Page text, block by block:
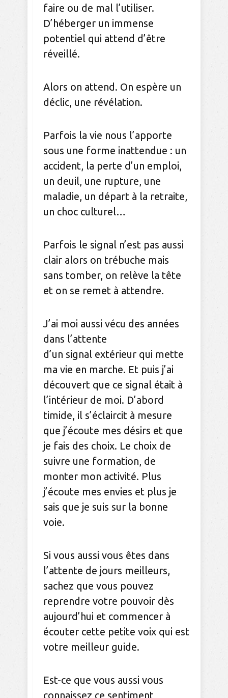
faire ou de mal l’utiliser.
D’héberger un immense
potentiel qui attend d’être
réveillé.
Alors on attend. On espère un
déclic, une révélation.
Parfois la vie nous l’apporte
sous une forme inattendue : un
accident, la perte d’un emploi,
un deuil, une rupture, une
maladie, un départ à la retraite,
un choc culturel…
Parfois le signal n’est pas aussi
clair alors on trébuche mais
sans tomber, on relève la tête
et on se remet à attendre.
J’ai moi aussi vécu des années
dans l’attente
d’un signal extérieur qui mette
ma vie en marche. Et puis j’ai
découvert que ce signal était à
l’intérieur de moi. D’abord
timide, il s’éclaircit à mesure
que j’écoute mes désirs et que
je fais des choix. Le choix de
suivre une formation, de
monter mon activité. Plus
j’écoute mes envies et plus je
sais que je suis sur la bonne
voie.
Si vous aussi vous êtes dans
l’attente de jours meilleurs,
sachez que vous pouvez
reprendre votre pouvoir dès
aujourd’hui et commencer à
écouter cette petite voix qui est
votre meilleur guide.
Est-ce que vous aussi vous
connaissez ce sentiment